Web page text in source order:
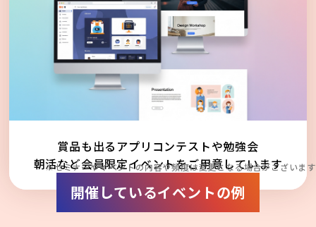
賞品も出るアプリコンテストや勉強会
朝活など会員限定イベントをご用意しています
※セミナーやイベントの内容や頻度は変更となる場合がございます
開催しているイベントの例